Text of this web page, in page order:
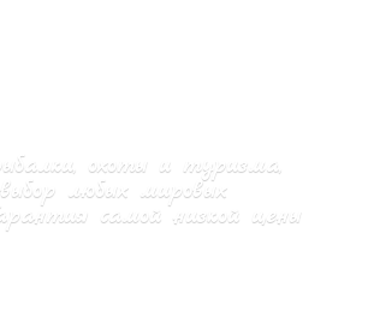
охоты и туризма,
любых мировых
самой низкой цены